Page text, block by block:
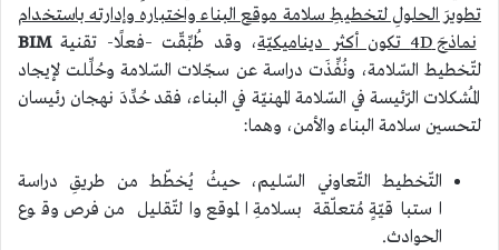
تطويرَ الحلولِ لتخطيطِ سلامة موقع البناء واختباره وإدارته باستخدام
نماذجَ 4D تكون أكثر ديناميكيّة، وقد طُبِّقّت –فعلًا- تقنيةBIM
لتّخطيط السّلامة، ونُفِّذَت دراسة عن سجّلات السّلامة وحُلِّلت لإيجاد
المُشكلات الرّئيسة في السّلامة المهنيّة في البناء، فقد حُدِّدَ نهجان رئيسان
لتحسين سلامة البناء والأمن، وهما:
التّخطيط التّعاوني السّليم، حيثُ يُخطّط من طريقِ دراسة
استباقيّةٍ مُتعلّقة بسلامةِ الموقع والتّقليل من فرص وقوع
الحوادث.